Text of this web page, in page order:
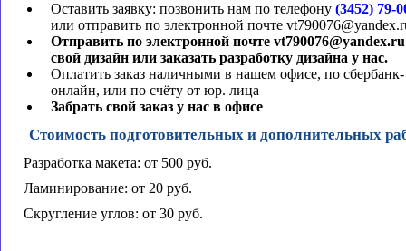
Оставить заявку: позвонить нам по телефону (3452) 79-
или отправить по электронной почте
Отправить по электронной почте vt790076@yandex.ru
свой дизайн или заказать разработку дизайна у нас.
Оплатить заказ наличными в нашем офисе, по сбербанк-
онлайн, или по счёту от юр. лица
Забрать свой заказ у нас в офисе
Стоимость подготовительных и дополнительных
Разработка макета: от 500 руб.
Ламинирование: от 20 руб.
Скругление углов: от 30 руб.